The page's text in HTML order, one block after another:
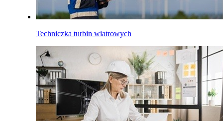
Techniczka turbin wiatrowych